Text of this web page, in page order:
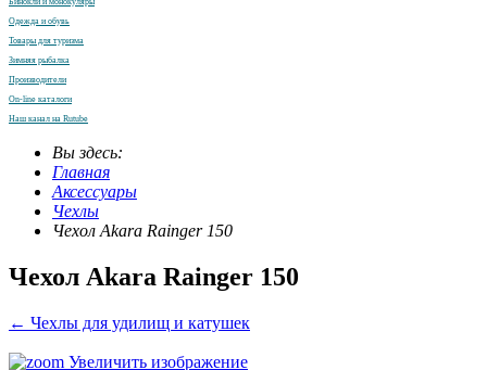
Одежда и обувь
Товары для туризма
Зимняя рыбалка
Производители
On-line каталоги
Наш канал на Rutube
Вы здесь:
Главная
Аксессуары
Чехлы
Чехол Akara Rainger 150
Чехол Akara Rainger 150
← Чехлы для удилищ и катушек
Увеличить изображение